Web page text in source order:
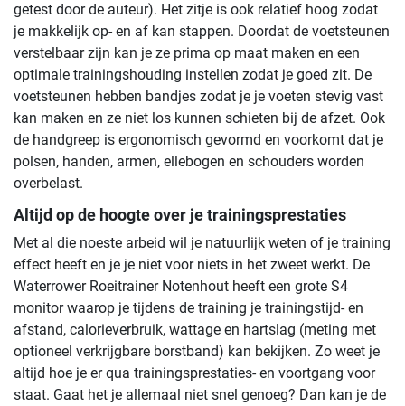
getest door de auteur). Het zitje is ook relatief hoog zodat
je makkelijk op- en af kan stappen. Doordat de voetsteunen
verstelbaar zijn kan je ze prima op maat maken en een
optimale trainingshouding instellen zodat je goed zit. De
voetsteunen hebben bandjes zodat je je voeten stevig vast
kan maken en ze niet los kunnen schieten bij de afzet. Ook
de handgreep is ergonomisch gevormd en voorkomt dat je
polsen, handen, armen, ellebogen en schouders worden
overbelast.
Altijd op de hoogte over je trainingsprestaties
Met al die noeste arbeid wil je natuurlijk weten of je training
effect heeft en je je niet voor niets in het zweet werkt. De
Waterrower Roeitrainer Notenhout heeft een grote S4
monitor waarop je tijdens de training je trainingstijd- en
afstand, calorieverbruik, wattage en hartslag (meting met
optioneel verkrijgbare borstband) kan bekijken. Zo weet je
altijd hoe je er qua trainingsprestaties- en voortgang voor
staat. Gaat het je allemaal niet snel genoeg? Dan kan je de